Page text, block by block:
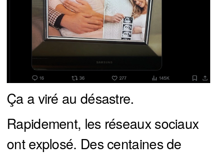
Ça a viré au désastre.
Rapidement, les réseaux sociaux
ont explosé. Des centaines de